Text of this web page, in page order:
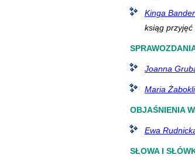
Kinga
ksiąg
Joanna
Maria
OBJAŚNIENIA
Ewa
SŁOWA I